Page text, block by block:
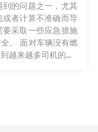
的问题之一，尤其
者计算不准确而导
采取一些应急措施
。 面对车辆没有燃
越来越多司机的...